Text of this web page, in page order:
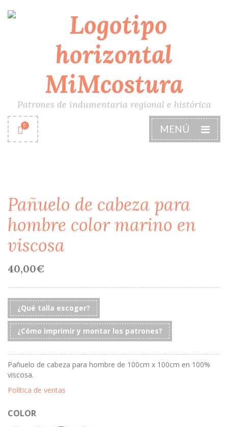
Patrones de indumentaria regional e histórica
0 MENÚ
Pañuelo de cabeza para
hombre color marino en
viscosa
40,00€
¿Qué talla escoger?
¿Cómo imprimir y montar los patrones?
Pañuelo de cabeza para hombre de 100cm x 100cm en 100%
viscosa.
Política de ventas
COLOR